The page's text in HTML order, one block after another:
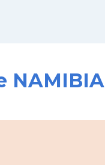
NAMIBIA